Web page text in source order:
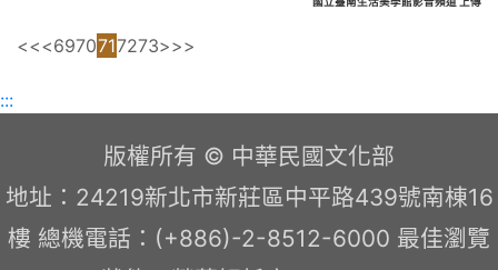
<<<6970717273>>>
:::
版權所有 © 中華民國文化部
地址：24219新北市新莊區中平路439號南棟16
樓 總機電話：(+886)-2-8512-6000 最佳瀏覽